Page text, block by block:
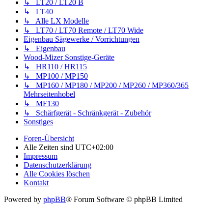
↳ LT20 / LT20 B
↳ LT40
↳ Alle LX Modelle
↳ LT70 / LT70 Remote / LT70 Wide
Eigenbau Sägewerke / Vorrichtungen
↳ Eigenbau
Wood-Mizer Sonstige-Geräte
↳ HR110 / HR115
↳ MP100 / MP150
↳ MP160 / MP180 / MP200 / MP260 / MP360/365
Mehrseitenhobel
↳ MF130
↳ Schärfgerät - Schränkgerät - Zubehör
Sonstiges
Foren-Übersicht
Alle Zeiten sind UTC+02:00
Impressum
Datenschutzerklärung
Alle Cookies löschen
Kontakt
Powered by phpBB® Forum Software © phpBB Limited